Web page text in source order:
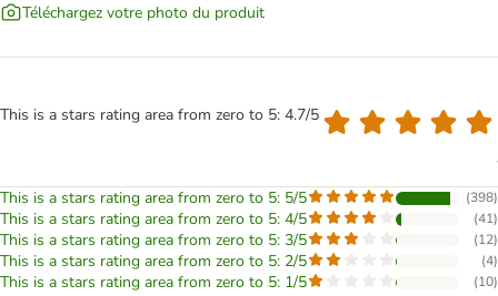
Téléchargez votre photo du produit
This is a stars rating area from zero to 5: 4.7/5
This is a stars rating area from zero to 5: 5/5 (398)
This is a stars rating area from zero to 5: 4/5 (41)
This is a stars rating area from zero to 5: 3/5 (12)
This is a stars rating area from zero to 5: 2/5 (4)
This is a stars rating area from zero to 5: 1/5 (10)